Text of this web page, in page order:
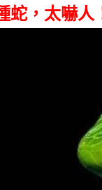
蛇，太嚇人